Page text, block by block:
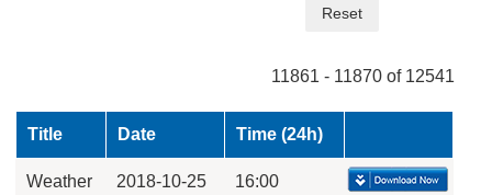
Reset
11861 - 11870 of 12541
Title Date Time (24h)
Weather
2018-10-25 16:00